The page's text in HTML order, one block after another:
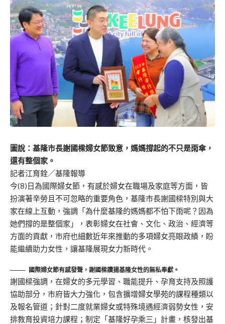
圖說：基隆市長謝國樑婦女節致意，媽媽撐起的不只是雨傘，
還有整個家。
記者江育銓／基隆報導
今(8)日為國際婦女節，有感於婦女在職場及家庭等方面，皆
扮演著辛勞且不可忽略的重要角色，基隆市長謝國樑特別與大
家在線上互動，強調「為什麼基隆的媽媽都不怕下雨呢？因為
她們撐的是整個家」，表彰婦女在社會、文化、政治、經濟等
方面的貢獻，市府也細數近年來推動的多項婦女亮眼政績，盼
能繼續助力女性，讓基隆展現女力新時代。
國際婦女節有感發聲，謝國樑讚揚基隆女性的無私奉獻。
謝國樑強調，在婦女的多元學習、職能提升、孕育支持及照護
協助部分，市府皆大力強化，包含擴增婦女學苑的課程種類以
及報名管道；針對二度就業婦女或特殊境遇經濟弱勢女性，安
排教育投資培力課程；制定「基隆好孕乘三」計畫，核發出基